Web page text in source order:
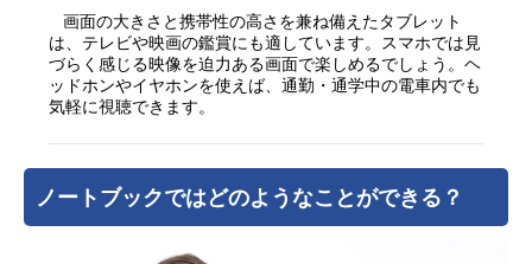
画面の大きさと携帯性の高さを兼ね備えたタブレット
は、テレビや映画の鑑賞にも適しています。スマホでは見
づらく感じる映像を迫力ある画面で楽しめるでしょう。ヘ
ッドホンやイヤホンを使えば、通勤・通学中の電車内でも
気軽に視聴できます。
ノートブックではどのようなことができる？